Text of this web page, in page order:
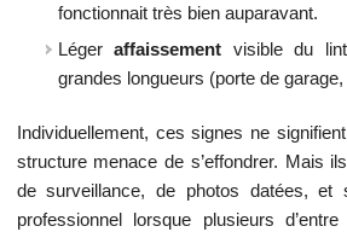
fonctionnait très bien auparavant.
Légeraffaissement visible du
grandes longueurs (porte de
Individuellement, ces signes ne
structure menace de s’effondrer. Mais
de surveillance, de photos datées, et
professionnel lorsque plusieurs